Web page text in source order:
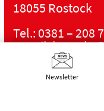
18055 Rostock
Tel.: 0381 – 208
E-Mail:
KalenderNewsletter